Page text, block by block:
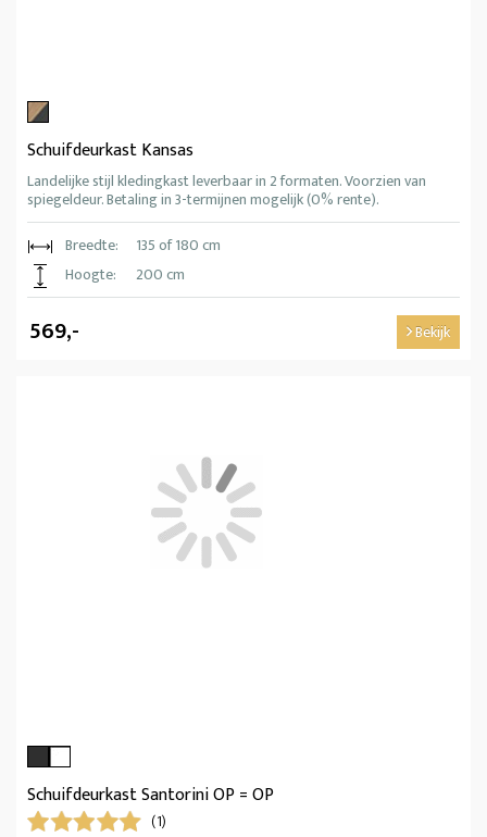
Schuifdeurkast Kansas
Landelijke stijl kledingkast leverbaar in 2 formaten. Voorzien van
spiegeldeur. Betaling in 3-termijnen mogelijk (0% rente).
Breedte:
135 of 180 cm
Hoogte:
200 cm
569,- Bekijk
Schuifdeurkast Santorini OP = OP
(1)